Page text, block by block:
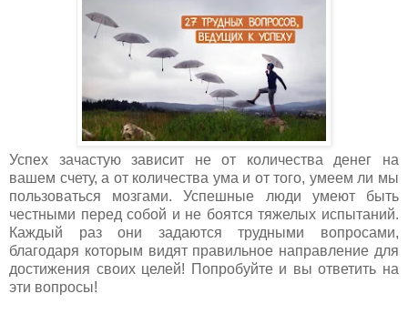
Успех зачастую зависит не от количества денег на
вашем счету, а от количества ума и от того, умеем ли мы
пользоваться мозгами. Успешные люди умеют быть
честными перед собой и не боятся тяжелых испытаний.
Каждый раз они задаются трудными вопросами,
благодаря которым видят правильное направление для
достижения своих целей! Попробуйте и вы ответить на
эти вопросы!